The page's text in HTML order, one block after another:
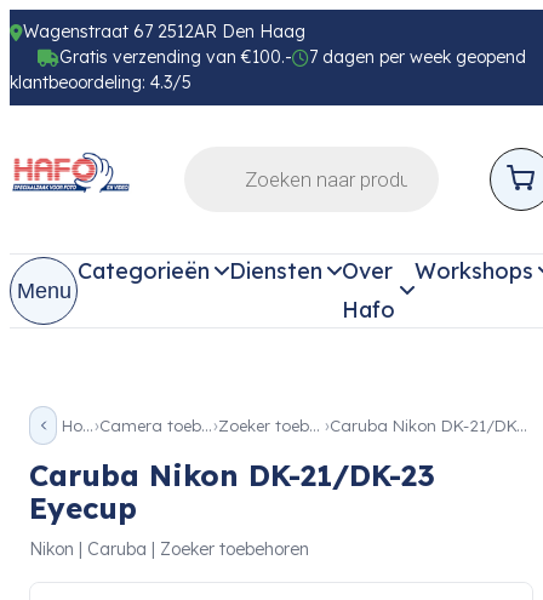
Wagenstraat 67 2512AR Den Haag
Gratis verzending van €100.-
7 dagen per week geopend
klantbeoordeling: 4.3/5
Menu
Categorieën Diensten
Over
Hafo
Workshops
Home Camera toebehoren Zoeker toebehoren Caruba Nikon DK-21/DK-23 Eyecup
Caruba Nikon DK-21/DK-23
Eyecup
Nikon | Caruba | Zoeker toebehoren